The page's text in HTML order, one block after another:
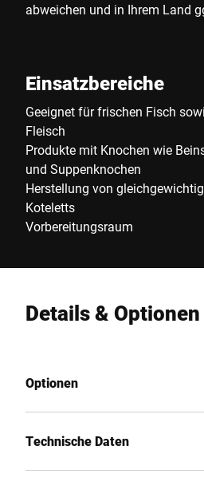
abweichen und in Ihrem Land
Einsatzbereiche
Geeignet für frischen Fisch
Fleisch
Produkte mit Knochen wie
und Suppenknochen
Herstellung von
Koteletts
Vorbereitungsraum
Details & Optionen
Optionen
Technische Daten